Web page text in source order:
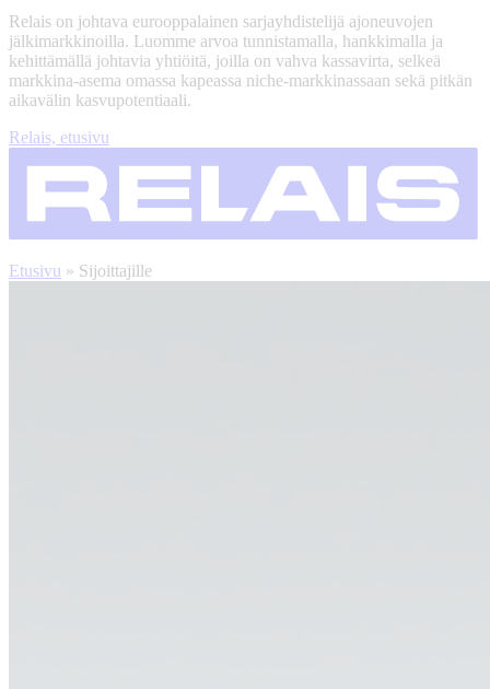
Relais on johtava eurooppalainen sarjayhdistelijä ajoneuvojen
jälkimarkkinoilla. Luomme arvoa tunnistamalla, hankkimalla ja
kehittämällä johtavia yhtiöitä, joilla on vahva kassavirta, selkeä
markkina-asema omassa kapeassa niche-markkinassaan sekä pitkän
aikavälin kasvupotentiaali.
Relais, etusivu
Etusivu » Sijoittajille